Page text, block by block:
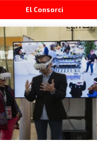
El Consorci